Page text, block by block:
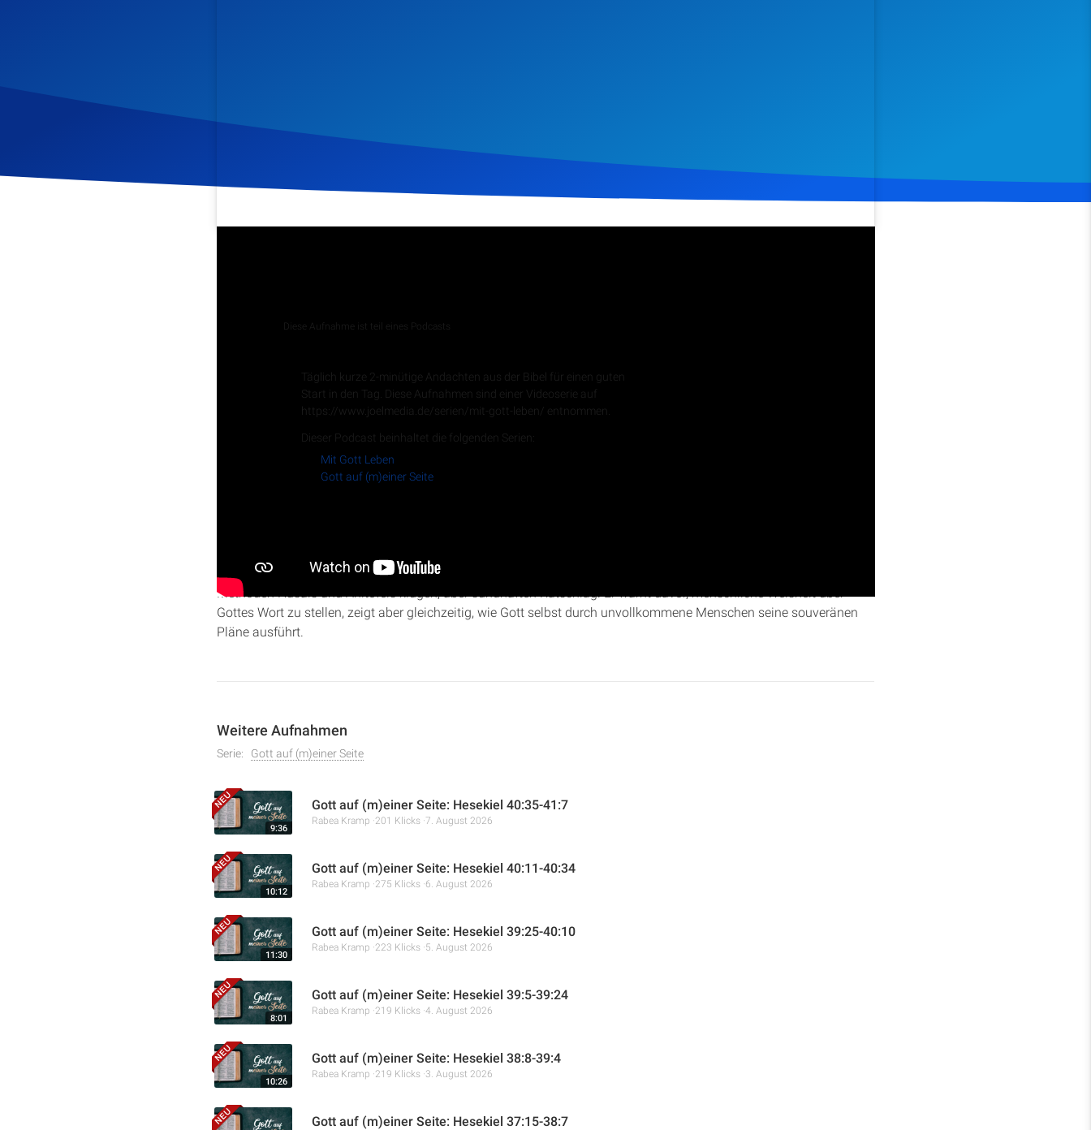
Diese Aufnahme ist teil eines Podcasts
Täglich kurze 2-minütige Andachten aus der Bibel für einen guten
Start in den Tag. Diese Aufnahmen sind einer Videoserie auf
https://www.joelmedia.de/serien/mit-gott-leben/ entnommen.
Dieser Podcast beinhaltet die folgenden Serien:
Mit Gott Leben
Gott auf (m)einer Seite
Absalom mit listigem Rat täuscht, um König David zu schützen. Der Sprecher beleuchtet die problematischen
Methoden Husais und Ahitofels klugen, aber sündhaften Ratschlag. Er warnt davor, menschliche Weisheit über
Gottes Wort zu stellen, zeigt aber gleichzeitig, wie Gott selbst durch unvollkommene Menschen seine souveränen
Pläne ausführt.
Weitere Aufnahmen
Serie: Gott auf (m)einer Seite
9:36
Gott auf (m)einer Seite: Hesekiel 40:35-41:7
Rabea Kramp 201 Klicks 7. August 2026
10:12
Gott auf (m)einer Seite: Hesekiel 40:11-40:34
Rabea Kramp 275 Klicks 6. August 2026
11:30
Gott auf (m)einer Seite: Hesekiel 39:25-40:10
Rabea Kramp 223 Klicks 5. August 2026
8:01
Gott auf (m)einer Seite: Hesekiel 39:5-39:24
Rabea Kramp 219 Klicks 4. August 2026
10:26
Gott auf (m)einer Seite: Hesekiel 38:8-39:4
Rabea Kramp 219 Klicks 3. August 2026
Gott auf (m)einer Seite: Hesekiel 37:15-38:7